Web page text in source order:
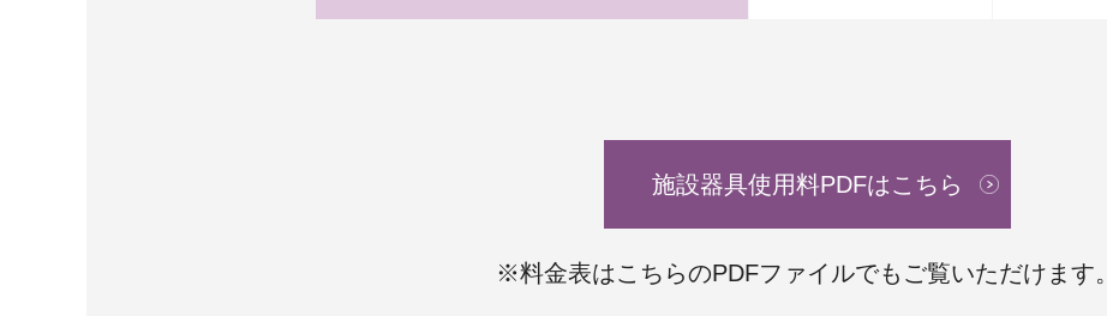
施設器具使用料PDFはこちら
※料金表はこちらのPDFファイルでも ご覧いただけます。